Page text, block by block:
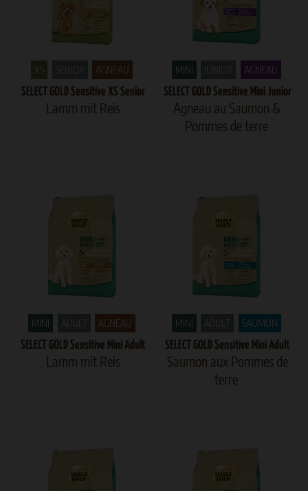
XS AGNEAU
SELECT GOLD Sensitive XS Senior
Lamm mit Reis
MINI AGNEAU
SELECT GOLD Sensitive Mini Junior
Agneau au Saumon &
Pommes de terre
MINI AGNEAU
SELECT GOLD Sensitive Mini Adult
Lamm mit Reis
MINI SAUMON
SELECT GOLD Sensitive Mini Adult
Saumon aux Pommes de
terre